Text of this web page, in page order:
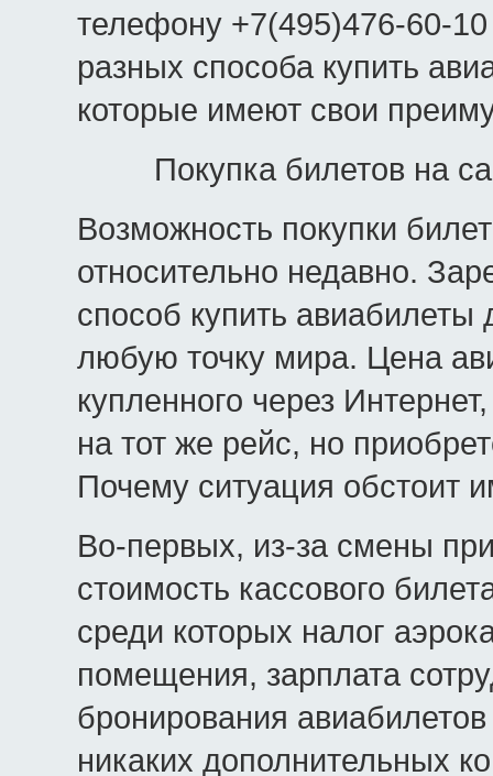
телефону +7(495)476-60-
разных способа купить
которые имеют свои
Покупка билетов на
Возможность покупки
относительно недавно.
способ купить
любую точку мира. Цена
купленного через
на тот же рейс, но
Почему ситуация обстоит
Во-первых, из-за смены
стоимость кассового
среди которых налог
помещения, зарплата
бронирования
никаких дополнительных